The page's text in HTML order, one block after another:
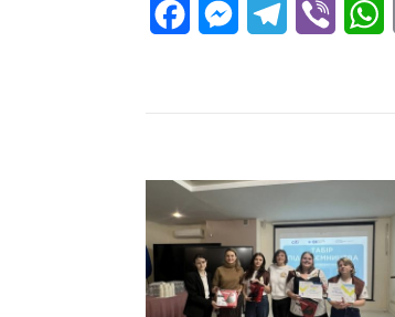
FacebookMessengerTelegram
Viber